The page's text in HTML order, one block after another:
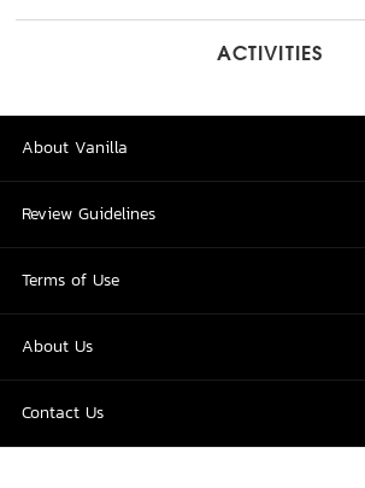
ACTIVITIES
About Vanilla
Review Guidelines
Terms of Use
About Us
Contact Us